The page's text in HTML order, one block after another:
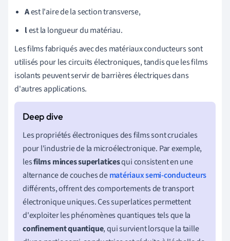
Aest l'aire de la section transverse,
lest la longueur du matériau.
Les films fabriqués avec des matériaux conducteurs sont
utilisés pour les circuits électroniques, tandis que les films
isolants peuvent servir de barrières électriques dans
d'autres applications.
Les propriétés électroniques des films sont cruciales
pour l'industrie de la microélectronique. Par exemple,
lesfilms minces superlaticesqui consistent en une
alternance de couches dematériaux semi-conducteurs
différents, offrent des comportements de transport
électronique uniques. Ces superlatices permettent
d'exploiter les phénomènes quantiques tels que la
confinement quantique, qui survient lorsque la taille